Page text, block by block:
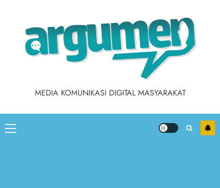
MEDIA KOMUNIKASI DIGITAL MASYARAKAT